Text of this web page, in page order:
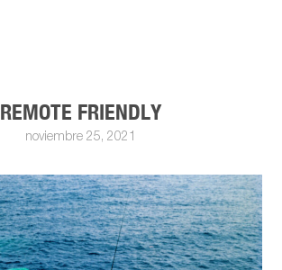
REMOTE FRIENDLY
noviembre 25, 2021